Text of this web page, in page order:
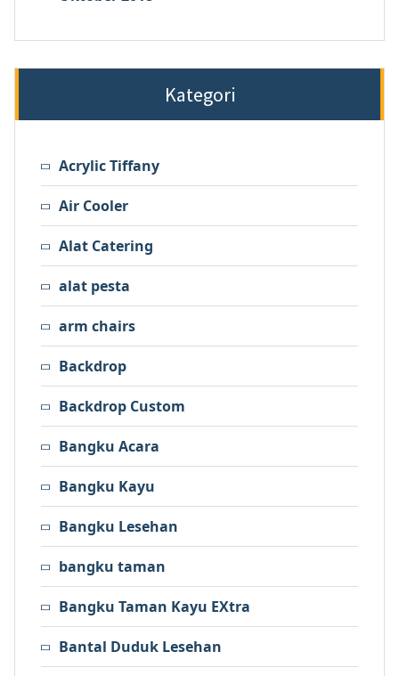
Kategori
Acrylic Tiffany
Air Cooler
Alat Catering
alat pesta
arm chairs
Backdrop
Backdrop Custom
Bangku Acara
Bangku Kayu
Bangku Lesehan
bangku taman
Bangku Taman Kayu EXtra
Bantal Duduk Lesehan